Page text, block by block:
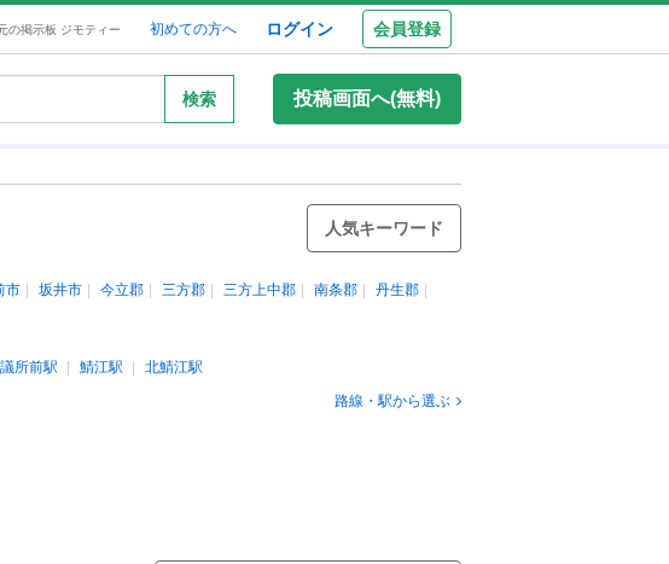
の掲示板 ジモティー 初めての方へ ログイン 会員登録
検索 投稿画面へ(無料)
人気キーワード
市 坂井市 今立郡 三方郡 三方上中郡 南条郡
丹生郡
所前駅 鯖江駅
北鯖江駅
路線・駅から選ぶ